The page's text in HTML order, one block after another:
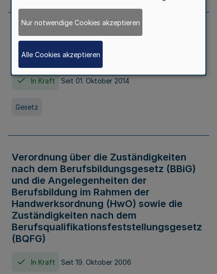
Gesetz über die Hochschulen des Landes
Nordrhein-Westfalen (Hochschulgesetz -
HG)
In Kraft Seit 01. Oktober 2014
Gesetz
Verordnung über die Zuständigkeiten
nach dem Berufsbildungsgesetz (BBiG)
und die Angelegenheiten der
Berufsbildung im Rahmen der
Handwerksordnung (HwO) sowie die
Zuständigkeiten nach dem
Berufsqualifikationsfeststellungsgesetz
(BQFG)
In Kraft Seit 19. Oktober 2006
Nur notwendige Cookies akzeptieren
Alle Cookies akzeptieren